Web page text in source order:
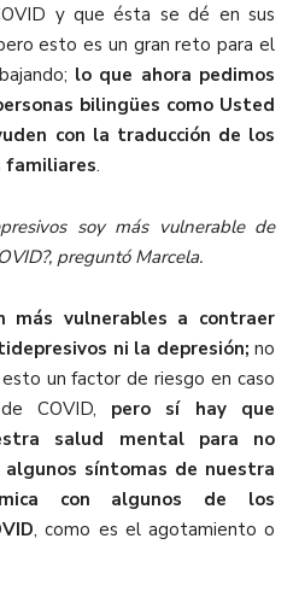
y que ésta se dé en sus
esto es un gran reto para el
lo que ahora pedimos
bilingües como Usted
con la traducción de los
familiares.
soy más vulnerable de
preguntó Marcela.
más vulnerables a contraer
ni la depresión; no
un factor de riesgo en caso
COVID, pero sí hay que
salud mental para no
síntomas de nuestra
con algunos de los
, como es el agotamiento o